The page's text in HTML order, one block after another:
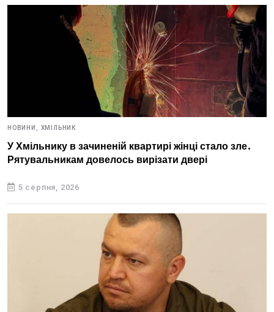
НОВИНИ, ХМІЛЬНИК
У Хмільнику в зачиненій квартирі жінці стало зле.
Рятувальникам довелось вирізати двері
5 серпня, 2026